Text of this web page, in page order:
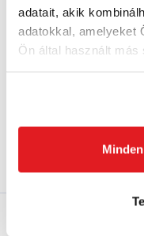
adatait, akik
adatokkal, amelyeket
Ön által használt más
15 280 Ft
13 140 Ft
10 350 Ft ÁFA nélkül